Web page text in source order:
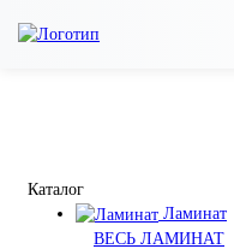
Каталог
Ламинат
ВЕСЬ ЛАМИНАТ